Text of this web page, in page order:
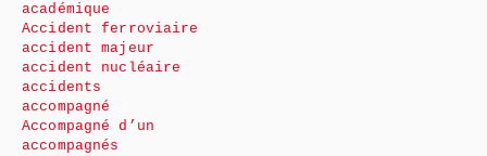
académique
Accident ferroviaire
accident majeur
accident nucléaire
accidents
accompagné
Accompagné d’un
accompagnés